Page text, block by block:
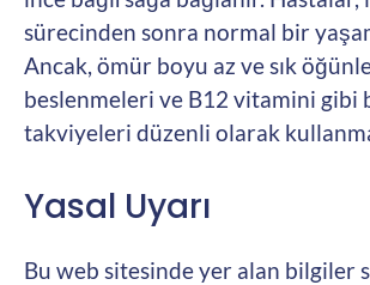
sürecinden sonra normal bir
Ancak, ömür boyu az ve sık
beslenmeleri ve B12 vitamini gibi
takviyeleri düzenli olarak
Yasal Uyarı
Bu web sitesinde yer alan bilgiler